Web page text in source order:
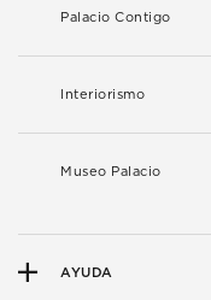
Palacio Contigo
Interiorismo
Museo Palacio
AYUDA